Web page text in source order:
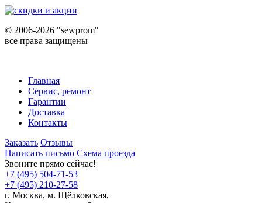
© 2006-2026 "sewprom"
все права защищены
Главная
Сервис, ремонт
Гарантии
Доставка
Контакты
Заказать Отзывы
Написать письмо Схема проезда
Звоните прямо сейчас!
+7 (495) 504-71-53
+7 (495) 210-27-58
г. Москва, м. Щёлковская,